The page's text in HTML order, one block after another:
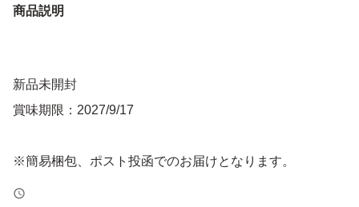
商品説明
新品未開封
賞味期限：2027/9/17